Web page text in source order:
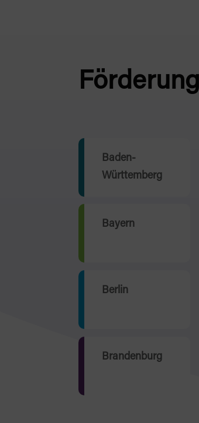
Baden-
Württemberg
Bayern
Berlin
Brandenburg